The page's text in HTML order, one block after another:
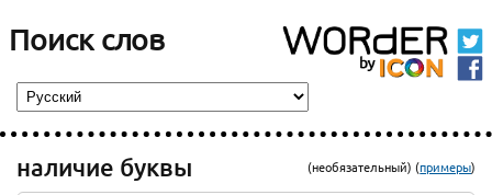
Поиск слов
наличие буквы (необязательный) (примеры)